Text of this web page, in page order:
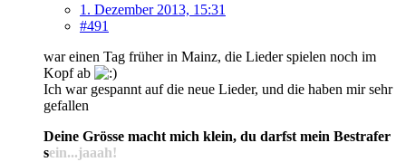
1. Dezember 2013, 15:31
#491
war einen Tag früher in Mainz, die Lieder spielen noch im
Kopf ab
Ich war gespannt auf die neue Lieder, und die haben mir sehr
gefallen
Deine Grösse macht mich klein, du darfst mein Bestrafer
sein...jaaah!